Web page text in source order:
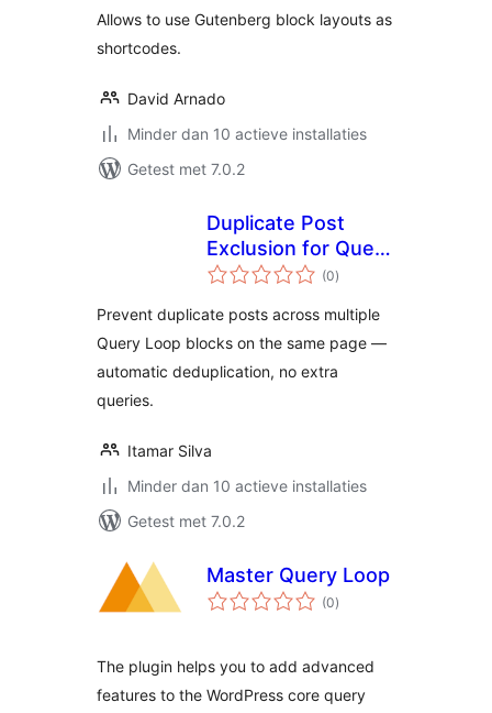
Allows to use Gutenberg block layouts as
shortcodes.
David Arnado
Minder dan 10 actieve installaties
Getest met 7.0.2
Duplicate Post
Exclusion for Query
Loop Block
(0totaal
waarderingen
)
Prevent duplicate posts across multiple
Query Loop blocks on the same page —
automatic deduplication, no extra
queries.
Itamar Silva
Minder dan 10 actieve installaties
Getest met 7.0.2
Master Query Loop
(0totaal
waarderingen
)
The plugin helps you to add advanced
features to the WordPress core query